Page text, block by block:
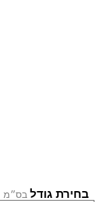
בחירת גודל